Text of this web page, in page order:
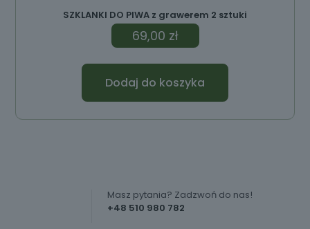
SZKLANKI DO PIWA z grawerem 2 sztuki
69,00 zł
Dodaj do koszyka
+48 510 980 782
Masz pytania? Zadzwoń do nas!